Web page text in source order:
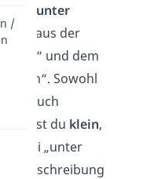
unter
aus der
„unter“ und dem
Sowohl
als auch
du klein,
bei „unter
Kleinschreibung
/